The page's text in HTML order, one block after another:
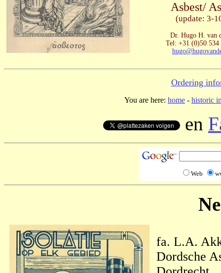
Asbest/
(update: 3-
Dr. Hugo H. van
Tel: +31 (0)50 534
Ordering
You are here: home - historic
en
Web
fa. L.A.
Dordsche